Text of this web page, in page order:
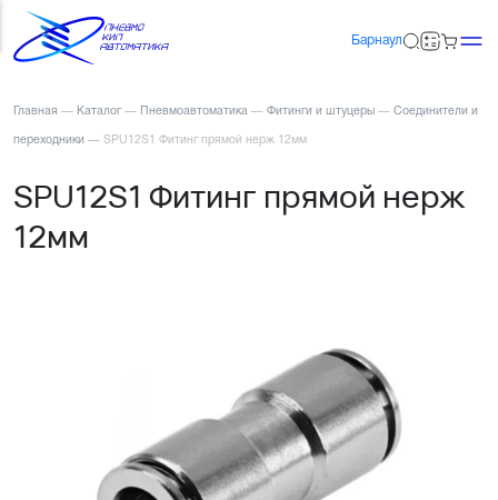
Барнаул
Главная — Каталог — Пневмоавтоматика — Фитинги и штуцеры — Соединители и
переходники — SPU12S1 Фитинг прямой нерж 12мм
SPU12S1 Фитинг прямой нерж
12мм